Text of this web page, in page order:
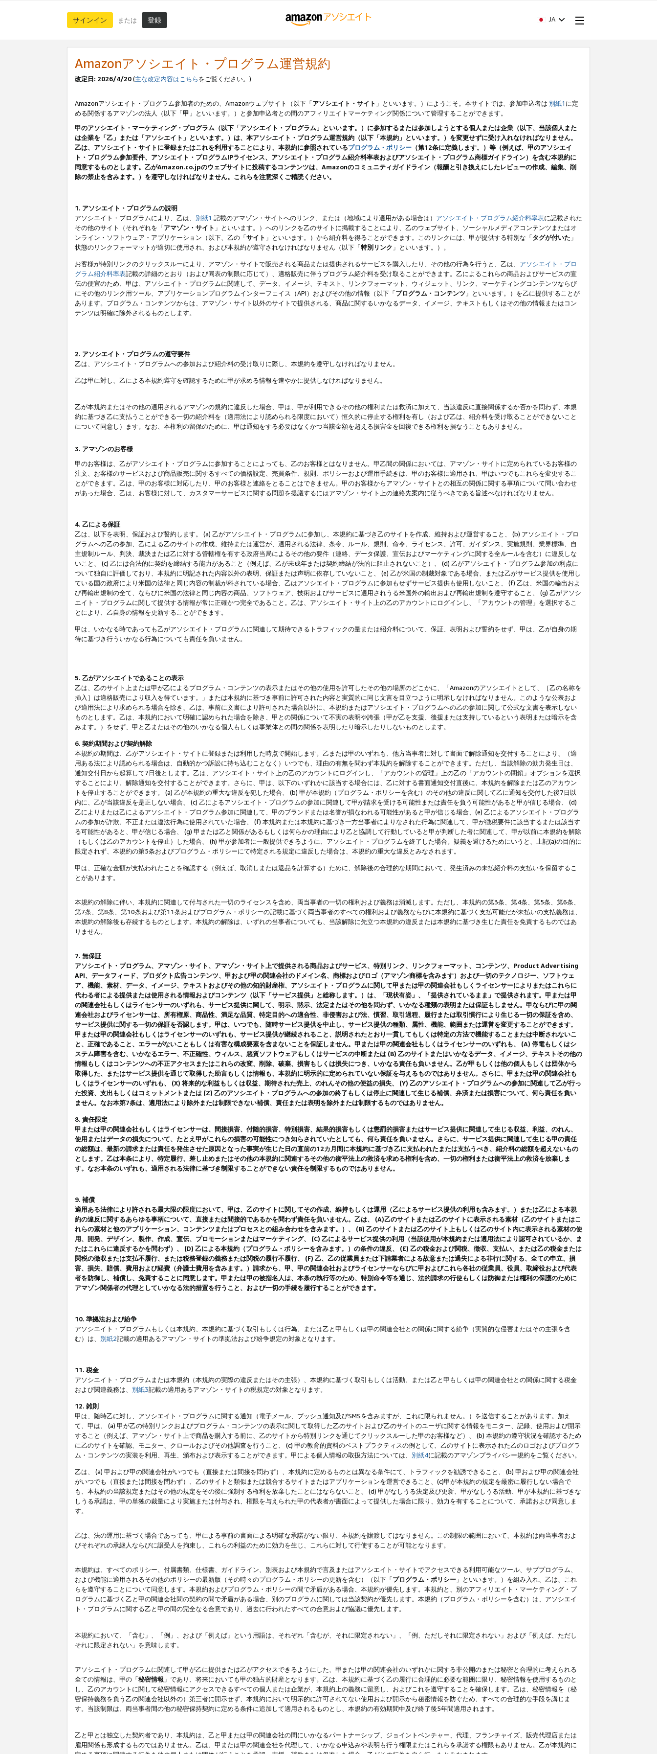
サインイン または 登録 JA
Amazonアソシエイト・プログラム運営規約
改定日: 2026/4/20(主な改定内容はこちらをご覧ください。)
Amazonアソシエイト・プログラム参加者のための、Amazonウェブサイト（以下「アソシエイト・サイト 」といいます。）にようこそ。本サイトでは、参加申込者は 別紙1 に定
める関係するアマゾンの法人（以下「甲 」といいます。）と参加申込者との間のアフィリエイトマーケティング関係について管理することができます。
甲のアソシエイト・マーケティング・プログラム（以下「アソシエイト・プログラム」といいます。）に参加するまたは参加しようとする個人または企業（以下、当該個人また
は企業を「乙」または「アソシエイト」といいます。）は、本アソシエイト・プログラム運営規約（以下「本規約」といいます。）を変更せずに受け入れなければなりません。
乙は、アソシエイト・サイトに登録またはこれを利用することにより、本規約に参照されているプログラム・ポリシー （第12条に定義します。）等（例えば、甲のアソシエイ
ト・プログラム参加要件、アソシエイト・プログラムIPライセンス、アソシエイト・プログラム紹介料率表およびアソシエイト・プログラム商標ガイドライン）を含む本規約に
同意するものとします。乙がAmazon.co.jpのウェブサイトに投稿するコンテンツは、Amazonのコミュニティガイドライン（報酬と引き換えにしたレビューの作成、編集、削
除の禁止を含みます。）を遵守しなければなりません。これらを注意深くご精読ください。
1. アソシエイト・プログラムの説明
アソシエイト・プログラムにより、乙は、 別紙1 記載のアマゾン・サイトへのリンク、または（地域により適用がある場合は） アソシエイト・プログラム紹介料率表に記載された
その他のサイト（それぞれを「アマゾン・サイト 」といいます。）へのリンクを乙のサイトに掲載することにより、乙のウェブサイト、ソーシャルメディアコンテンツまたはオ
ンライン・ソフトウェア・アプリケーション（以下、乙の「サイト 」といいます。）から紹介料を得ることができます。このリンクには、甲が提供する特別な「タグが付いた 」
状態のリンクフォーマットが適切に使用され、および本規約が遵守されなければなりません（以下「特別リンク 」といいます。）。
お客様が特別リンクのクリックスルーにより、アマゾン・サイトで販売される商品または提供されるサービスを購入したり、その他の行為を行うと、乙は、 アソシエイト・プロ
グラム紹介料率表記載の詳細のとおり（および同表の制限に応じて）、適格販売に伴うプログラム紹介料を受け取ることができます。乙によるこれらの商品およびサービスの宣
伝の便宜のため、甲は、アソシエイト・プログラムに関連して、データ、イメージ、テキスト、リンクフォーマット、ウィジェット、リンク、マーケティングコンテンツならび
にその他のリンク用ツール、アプリケーションプログラムインターフェイス（API）およびその他の情報（以下「プログラム・コンテンツ 」といいます。）を乙に提供することが
あります。プログラム・コンテンツからは、アマゾン・サイト以外のサイトで提供される、商品に関するいかなるデータ、イメージ、テキストもしくはその他の情報またはコン
テンツは明確に除外されるものとします。
2. アソシエイト・プログラムの遵守要件
乙は、アソシエイト・プログラムへの参加および紹介料の受け取りに際し、本規約を遵守しなければなりません。
乙は甲に対し、乙による本規約遵守を確認するために甲が求める情報を速やかに提供しなければなりません。
乙が本規約またはその他の適用されるアマゾンの規約に違反した場合、甲は、甲が利用できるその他の権利または救済に加えて、当該違反に直接関係するか否かを問わず、本規
約に基づき乙に支払うことができる一切の紹介料を（適用法により認められる限度において）恒久的に停止する権利を有し（および乙は、紹介料を受け取ることができないこと
について同意し）ます。なお、本権利の留保のために、甲は通知をする必要はなくかつ当該金額を超える損害金を回復できる権利を損なうこともありません。
3. アマゾンのお客様
甲のお客様は、乙がアソシエイト・プログラムに参加することによっても、乙のお客様とはなりません。甲乙間の関係においては、アマゾン・サイトに定められているお客様の
注文、お客様のサービスおよび商品販売に関するすべての価格設定、売買条件、規則、ポリシーおよび運用手続きは、甲のお客様に適用され、甲はいつでもこれらを変更するこ
とができます。乙は、甲のお客様に対応したり、甲のお客様と連絡をとることはできません。甲のお客様からアマゾン・サイトとの相互の関係に関する事項について問い合わせ
があった場合、乙は、お客様に対して、カスタマーサービスに関する問題を提議するにはアマゾン・サイト上の連絡先案内に従うべきである旨述べなければなりません。
4. 乙による保証
乙は、以下を表明、保証および誓約します。 (a) 乙がアソシエイト・プログラムに参加し、本規約に基づき乙のサイトを作成、維持および運営すること、 (b) アソシエイト・プロ
グラムへの乙の参加、乙による乙のサイトの作成、維持または運営が、適用される法律、条令、ルール、規則、命令、ライセンス、許可、ガイダンス、実施規則、業界標準、自
主規制ルール、判決、裁決または乙に対する管轄権を有する政府当局によるその他の要件（連絡、データ保護、宣伝およびマーケティングに関する全ルールを含む）に違反しな
いこと、 (c) 乙には合法的に契約を締結する能力があること（例えば、乙が未成年または契約締結が法的に阻止されないこと）、 (d) 乙がアソシエイト・プログラム参加の利点に
ついて独自に評価しており、本規約に明記された内容以外の表明、保証または声明に依存していないこと、 (e) 乙が米国の制裁対象である場合、または乙がサービス提供を使用し
ている国の政府により米国の法律と同じ内容の制裁が科されている場合、乙はアソシエイト・プログラムに参加もせずサービス提供も使用しないこと、 (f) 乙は、米国の輸出およ
び再輸出規制の全て、ならびに米国の法律と同じ内容の商品、ソフトウェア、技術およびサービスに適用されうる米国外の輸出および再輸出規制を遵守すること、 (g) 乙がアソシ
エイト・プログラムに関して提供する情報が常に正確かつ完全であること。乙は、アソシエイト・サイト上の乙のアカウントにログインし、「アカウントの管理」を選択するこ
とにより、乙自身の情報を更新することができます。
甲は、いかなる時であっても乙がアソシエイト・プログラムに関連して期待できるトラフィックの量または紹介料について、保証、表明および誓約をせず、甲は、乙が自身の期
待に基づき行ういかなる行為についても責任を負いません。
5. 乙がアソシエイトであることの表示
乙は、乙のサイト上または甲が乙によるプログラム・コンテンツの表示またはその他の使用を許可したその他の場所のどこかに、「Amazonのアソシエイトとして、［乙の名称を
挿入］は適格販売により収入を得ています。」または本規約に基づき事前に許可された内容と実質的に同じ文言を目立つように明示しなければなりません。このような公表およ
び適用法により求められる場合を除き、乙は、事前に文書により許可された場合以外に、本規約またはアソシエイト・プログラムへの乙の参加に関して公式な文書を表示しない
ものとします。乙は、本規約において明確に認められた場合を除き、甲との関係について不実の表明や誇張（甲が乙を支援、後援または支持しているという表明または暗示を含
みます。）をせず、甲と乙またはその他のいかなる個人もしくは事業体との間の関係を表明したり暗示したりしないものとします。
6. 契約期間および契約解除
本規約の期間は、乙がアソシエイト・サイトに登録または利用した時点で開始します。乙または甲のいずれも、他方当事者に対して書面で解除通知を交付することにより、（適
用ある法により認められる場合は、自動的かつ訴訟に持ち込むことなく）いつでも、理由の有無を問わず本規約を解除することができます。ただし、当該解除の効力発生日は、
通知交付日から起算して7日後とします。乙は、アソシエイト・サイト上の乙のアカウントにログインし、「アカウントの管理」上の乙の「アカウントの閉鎖」オプションを選択
することにより、解除通知を交付することができます。さらに、甲は、以下のいずれかに該当する場合には、乙に対する書面通知交付直後に、本規約を解除または乙のアカウン
トを停止することができます。 (a) 乙が本規約の重大な違反を犯した場合、 (b) 甲が本規約（プログラム・ポリシーを含む）のその他の違反に関して乙に通知を交付した後7日以
内に、乙が当該違反を是正しない場合、 (c) 乙によるアソシエイト・プログラムの参加に関連して甲が請求を受ける可能性または責任を負う可能性があると甲が信じる場合、 (d)
乙によりまたは乙によるアソシエイト・プログラム参加に関連して、甲のブランドまたは名誉が損なわれる可能性があると甲が信じる場合、(e) 乙によるアソシエイト・プログラ
ムの参加が詐欺、不正または違法行為に使用されていた場合、 (f) 本規約または本規約に基づき一方当事者によりなされた行為に関連して、甲が徴税要件に該当するまたは該当す
る可能性があると、甲が信じる場合、 (g) 甲または乙と関係があるもしくは何らかの理由により乙と協調して行動していると甲が判断した者に関連して、甲が以前に本規約を解除
（もしくは乙のアカウントを停止）した場合、 (h) 甲が参加者に一般提供できるように、アソシエイト・プログラムを終了した場合。疑義を避けるためにいうと、上記(a)の目的に
限定されず、本規約の第5条およびプログラム・ポリシーにて特定される規定に違反した場合は、本規約の重大な違反とみなされます。
甲は、正確な金額が支払われたことを確認する（例えば、取消しまたは返品を計算する）ために、解除後の合理的な期間において、発生済みの未払紹介料の支払いを保留するこ
とがあります。
本規約の解除に伴い、本規約に関連して付与された一切のライセンスを含め、両当事者の一切の権利および義務は消滅します。ただし、本規約の第3条、第4条、第5条、第6条、
第7条、第8条、第10条および第11条およびプログラム・ポリシーの記載に基づく両当事者のすべての権利および義務ならびに本規約に基づく支払可能だが未払いの支払義務は、
本規約の解除後も存続するものとします。本規約の解除は、いずれの当事者についても、当該解除に先立つ本規約の違反または本規約に基づき生じた責任を免責するものではあ
りません。
7. 無保証
アソシエイト・プログラム、アマゾン・サイト、アマゾン・サイト上で提供される商品およびサービス、特別リンク、リンクフォーマット、コンテンツ、Product Advertising
API、データフィード、プロダクト広告コンテンツ、甲および甲の関連会社のドメイン名、商標およびロゴ（アマゾン商標を含みます）および一切のテクノロジー、ソフトウェ
ア、機能、素材、データ、イメージ、テキストおよびその他の知的財産権、アソシエイト・プログラムに関して甲または甲の関連会社もしくライセンサーによりまたはこれらに
代わる者による提供または使用される情報およびコンテンツ（以下「サービス提供」と総称します。）は、「現状有姿」、「提供されているまま」で提供されます。甲または甲
の関連会社もしくはライセンサーのいずれも、サービス提供に関して、明示、黙示、法定またはその他を問わず、いかなる種類の表明または保証もしません。甲ならびに甲の関
連会社およびライセンサーは、所有権原、商品性、満足な品質、特定目的への適合性、非侵害および法、慣習、取引過程、履行または取引慣行により生じる一切の保証を含め、
サービス提供に関する一切の保証を否認します。甲は、いつでも、随時サービス提供を中止し、サービス提供の種類、属性、機能、範囲または運営を変更することができます。
甲または甲の関連会社もしくはライセンサーのいずれも、サービス提供が継続されること、説明されたとおり一貫してもしくは特定の方法で機能することまたは中断されないこ
と、正確であること、エラーがないこともしくは有害な構成要素を含まないことを保証しません。甲または甲の関連会社もしくはライセンサーのいずれも、 (A) 停電もしくはシ
ステム障害を含む、いかなるエラー、不正確性、ウィルス、悪質ソフトウェアもしくはサービスの中断または (B) 乙のサイトまたはいかなるデータ、イメージ、テキストその他の
情報もしくはコンテンツへの不正アクセスまたはこれらの改変、削除、破棄、損害もしくは損失につき、いかなる責任も負いません。乙が甲もしくは他の個人もしくは団体から
取得した、またはサービス提供を通じて取得した助言もしくは情報も、本規約に明示的に定められていない保証を与えるものではありません。さらに、甲または甲の関連会社も
しくはライセンサーのいずれも、 (X) 将来的な利益もしくは収益、期待された売上、のれんその他の便益の損失、 (Y) 乙のアソシエイト・プログラムへの参加に関連して乙が行っ
た投資、支出もしくはコミットメントまたは (Z) 乙のアソシエイト・プログラムへの参加の終了もしくは停止に関連して生じる補償、弁済または損害について、何ら責任を負い
ません。なお本第7条は、適用法により除外または制限できない補償、責任または表明を除外または制限するものではありません。
8. 責任限定
甲または甲の関連会社もしくはライセンサーは、間接損害、付随的損害、特別損害、結果的損害もしくは懲罰的損害またはサービス提供に関連して生じる収益、利益、のれん、
使用またはデータの損失について、たとえ甲がこれらの損害の可能性につき知らされていたとしても、何ら責任を負いません。さらに、サービス提供に関連して生じる甲の責任
の総額は、最新の請求または責任を発生させた原因となった事実が生じた日の直前の12カ月間に本規約に基づき乙に支払われたまたは支払うべき、紹介料の総額を超えないもの
とします。乙は本条により、特定履行、差し止めまたはその他の本規約に関連するその他の衡平法上の救済を求める権利を含め、一切の権利または衡平法上の救済を放棄しま
す。なお本条のいずれも、適用される法律に基づき制限することができない責任を制限するものではありません。
9. 補償
適用ある法律により許される最大限の限度において、甲は、乙のサイトに関してその作成、維持もしくは運用（乙によるサービス提供の利用も含みます。）または乙による本規
約の違反に関するあらゆる事柄について、直接または間接的であるかを問わず責任を負いません。乙は、 (A)乙のサイトまたは乙のサイトに表示される素材（乙のサイトまたはこ
れらの素材と他のアプリケーション、コンテンツまたはプロセスとの組み合わせを含みます。）、 (B) 乙のサイトまたは乙のサイト上もしくは乙のサイト内に表示される素材の使
用、開発、デザイン、製作、作成、宣伝、プロモーションまたはマーケティング、 (C) 乙によるサービス提供の利用（当該使用が本規約または適用法により認可されているか、ま
たはこれらに違反するかを問わず）、 (D) 乙による本規約（プログラム・ポリシーを含みます。）の条件の違反、 (E) 乙の税金および関税、徴収、支払い、または乙の税金または
関税の徴収または支払不履行、または税務登録の義務または関税の履行不履行、 (F) 乙、乙の従業員または下請業者による故意または過失による非行に関する、全ての申立、損
害、損失、賠償、費用および経費（弁護士費用を含みます。）請求から、甲、甲の関連会社およびライセンサーならびに甲およびこれら各社の従業員、役員、取締役および代表
者を防御し、補償し、免責することに同意します。甲または甲の被指名人は、本条の執行等のため、特別命令等を通じ、法的請求の行使もしくは防御または権利の保護のために
アマゾン関係者の代理としていかなる法的措置を行うこと、および一切の手続を履行することができます。
10. 準拠法および紛争
アソシエイト・プログラムもしくは本規約、本規約に基づく取引もしくは行為、または乙と甲もしくは甲の関連会社との関係に関する紛争（実質的な侵害またはその主張を含
む）は、 別紙2記載の適用あるアマゾン・サイトの準拠法および紛争規定の対象となります。
11. 税金
アソシエイト・プログラムまたは本規約（本規約の実際の違反またはその主張）、本規約に基づく取引もしくは活動、または乙と甲もしくは甲の関連会社との関係に関する税金
および関連義務は、 別紙3記載の適用あるアマゾン・サイトの税規定の対象となります。
12. 雑則
甲は、随時乙に対し、アソシエイト・プログラムに関する通知（電子メール、プッシュ通知及びSMSを含みますが、これに限られません。）を送信することがあります。加え
て、甲は、 (a) 甲が乙の特別リンクおよびプログラム・コンテンツの表示に関して取得した乙のサイトおよび乙のサイトのユーザに関する情報をモニター、記録、使用および開示
すること（例えば、アマゾン・サイト上で商品を購入する前に、乙のサイトから特別リンクを通じてクリックスルーした甲のお客様など）、 (b) 本規約の遵守状況を確認するため
に乙のサイトを確認、モニター、クロールおよびその他調査を行うこと、 (c) 甲の教育的資料のベストプラクティスの例として、乙のサイトに表示された乙のロゴおよびプログラ
ム・コンテンツの実装を利用、再生、頒布および表示することができます。甲による個人情報の取扱方法については、 別紙4に記載のアマゾンプライバシー規約をご覧ください。
乙は、 (a) 甲および甲の関連会社がいつでも（直接または間接を問わず）、本規約に定めるものとは異なる条件にて、トラフィックを勧誘できること、 (b) 甲および甲の関連会社
がいつでも（直接または間接を問わず）、乙のサイトと類似または競合するサイトまたはアプリケーションを運営できること、(c)甲が本規約の規定を厳密に履行しない場合で
も、本規約の当該規定またはその他の規定をその後に強制する権利を放棄したことにはならないこと、 (d) 甲がなしうる決定及び更新、甲がなしうる活動、甲が本規約に基づきな
しうる承認は、甲の単独の裁量により実施または付与され、権限を与えられた甲の代表者が書面によって提供した場合に限り、効力を有することについて、承諾および同意しま
す。
乙は、法の運用に基づく場合であっても、甲による事前の書面による明確な承諾がない限り、本規約を譲渡してはなりません。この制限の範囲において、本規約は両当事者およ
びそれぞれの承継人ならびに譲受人を拘束し、これらの利益のために効力を生じ、これらに対して行使することが可能となります。
本規約は、すべてのポリシー、付属書類、仕様書、ガイドライン、別表および本規約で言及またはアソシエイト・サイトでアクセスできる利用可能なツール、サブプログラム、
および機能に適用されるその他のポリシーの最新版（その時々のプログラム・ポリシーの更新を含む）（以下「プログラム・ポリシー 」といいます。）を組み入れ、乙は、これ
らを遵守することについて同意します。本規約およびプログラム・ポリシーの間で矛盾がある場合、本規約が優先します。本規約と、別のアフィリエイト・マーケティング・プ
ログラムに基づく乙と甲の関連会社間の契約の間で矛盾がある場合、別のプログラムに関しては当該契約が優先します。本規約（プログラム・ポリシーを含む）は、アソシエイ
ト・プログラムに関する乙と甲の間の完全なる合意であり、過去に行われたすべての合意および協議に優先します。
本規約において、「含む」、「例」、および「例えば」という用語は、それぞれ「含むが、それに限定されない」、「例、ただしそれに限定されない」および「例えば、ただし
それに限定されない」を意味します。
アソシエイト・プログラムに関連して甲が乙に提供または乙がアクセスできるようにした、甲または甲の関連会社のいずれかに関する非公開のまたは秘密と合理的に考えられる
全ての情報は、甲の「秘密情報 」であり、将来においても甲の独占的財産となります。乙は、本規約に基づく乙の履行に合理的に必要な範囲に限り、秘密情報を使用するものと
し、乙のアカウントに関して秘密情報にアクセスできるすべての個人または企業が、本規約上の義務に留意し、およびこれを遵守することを確保します。乙は、秘密情報を（秘
密保持義務を負う乙の関連会社以外の）第三者に開示せず、本規約において明示的に許可されてない使用および開示から秘密情報を防ぐため、すべての合理的な手段を講じま
す。当該制限は、両当事者間の他の秘密保持契約に定める条件に追加して適用されるものとし、本規約の有効期間中及び終了後5年間適用されます。
乙と甲とは独立した契約者であり、本規約は、乙と甲または甲の関連会社の間にいかなるパートナーシップ、ジョイントベンチャー、代理、フランチャイズ、販売代理店または
雇用関係も形成するものではありません。乙は、甲または甲の関連会社を代理して、いかなる申込みや表明も行う権限またはこれらを承諾する権限もありません。乙が本規約に